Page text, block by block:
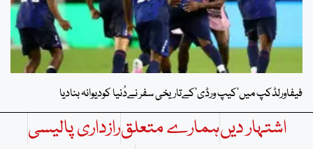
فیفاورلڈکپ میں’کیپ ورڈی’کےتاریخی سفر نےدُنیا کودیوانہ بنادیا
اشتہار دیںہمارے متعلقرازداری پالیسی